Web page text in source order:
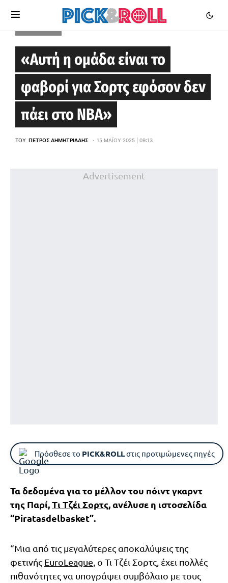
«Αυτή η ομάδα είναι το
φαβορί για Σορτς εφόσον δεν
πάει στο ΝΒΑ»
ΤΟΥ ΠΈΤΡΟΣ ΔΗΜΗΤΡΙΆΔΗΣ 15 ΜΑΪ́ΟΥ 2025 | 09:13
Advertisement
Πρόσθεσε το PICK&ROLLστις προτιμώμενες πηγές
Τα δεδομένα για το μέλλον του πόιντ γκαρντ
της Παρί,Τι Τζέι Σορτς, ανέλυσε η ιστοσελίδα
“Piratasdelbasket”.
“Μια από τις μεγαλύτερες αποκαλύψεις της
φετινής EuroLeague , ο Τι Τζέι Σορτς, έχει πολλές
πιθανότητες να υπογράψει συμβόλαιο με τους